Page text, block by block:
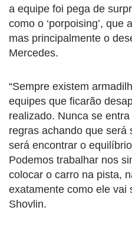
a equipe foi pega de
como o ‘porpoising’, que
mas principalmente o
Mercedes.
“Sempre existem
equipes que ficarão
realizado. Nunca se
regras achando que será
será encontrar o
Podemos trabalhar nos
colocar o carro na pista,
exatamente como ele vai
Shovlin.